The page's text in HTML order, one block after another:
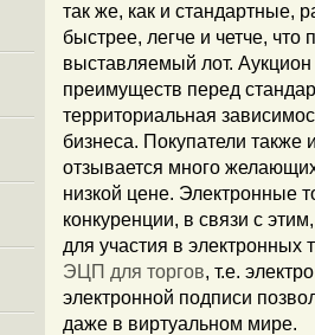
так же, как и стандартные,
быстрее, легче и четче,
выставляемый лот.
преимуществ перед
территориальная
бизнеса. Покупатели
отзывается много
низкой цене. Электронные
конкуренции, в связи с
для участия в электронных
ЭЦП для торгов, т.е.
электронной подписи
даже в виртуальном мире.